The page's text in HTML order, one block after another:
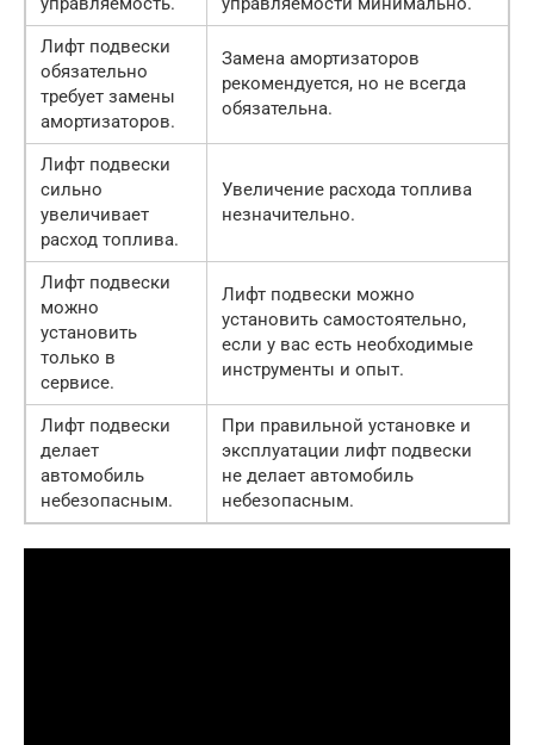
Лифт подвески
обязательно
требует замены
амортизаторов.
Замена амортизаторов
рекомендуется, но не всегда
обязательна.
Лифт подвески
сильно
увеличивает
расход топлива.
Увеличение расхода топлива
незначительно.
Лифт подвески
можно
установить
только в
сервисе.
Лифт подвески можно
установить самостоятельно,
если у вас есть необходимые
инструменты и опыт.
Лифт подвески
делает
автомобиль
небезопасным.
При правильной установке и
эксплуатации лифт подвески
не делает автомобиль
небезопасным.